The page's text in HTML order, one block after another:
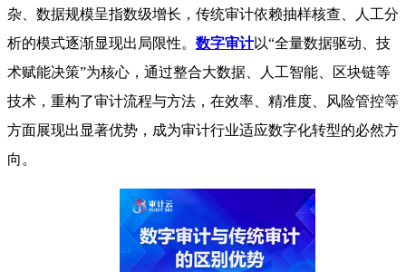
杂、数据规模呈指数级增长，传统审计依赖抽样核查、人工分
析的模式逐渐显现出局限性。 数字审计以“全量数据驱动、技
术赋能决策”为核心，通过整合大数据、人工智能、区块链等
技术，重构了审计流程与方法，在效率、精准度、风险管控等
方面展现出显著优势，成为审计行业适应数字化转型的必然方
向。